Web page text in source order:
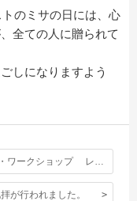
のミサの日には、心
全ての人に贈られて
しになりますよう
が行われました。